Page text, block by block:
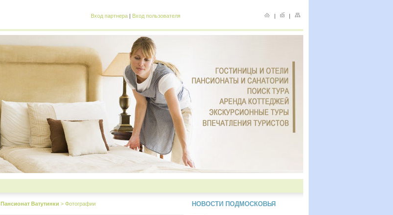
Вход партнера | Вход пользователя | |
Пансионат Ватутинки > Фотографии НОВОСТИ ПОДМОСКОВЬЯ